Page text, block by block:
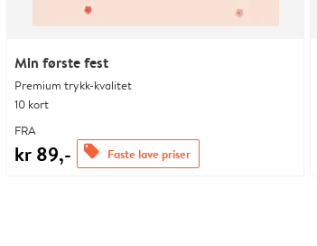
Min første fest
Premium trykk-kvalitet
10 kort
FRA
kr 89,- offers Faste lave priser